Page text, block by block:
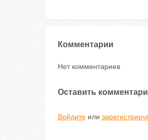
Комментарии
Нет комментариев
Оставить
Войдитеили